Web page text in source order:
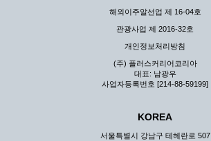
해외이주알선업 제 16-04호
관광사업 제 2016-32호
개인정보처리방침
(주) 플러스커리어코리아
대표: 남광우
사업자등록번호 [214-88-59199]
KOREA
서울특별시 강남구 테헤란로 507